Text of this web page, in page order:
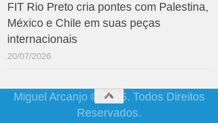
FIT Rio Preto cria pontes com Palestina,
México e Chile em suas peças
internacionais
20/07/2026
Miguel Arcanjo © 2026. Todos Direitos
Reservados.